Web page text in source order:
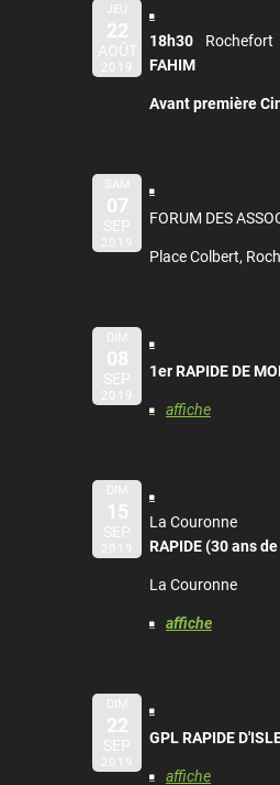
JEU
22
AOÛT
2019
18h30
Rochefort
FAHIM
Avant première
SAM
07
SEP
2019
FORUM DES
Place Colbert,
DIM
08
SEP
2019
1er RAPIDE DE
affiche
DIM
15
SEP
2019
La Couronne
RAPIDE (30 ans
La Couronne
affiche
DIM
22
SEP
2019
GPL RAPIDE
affiche